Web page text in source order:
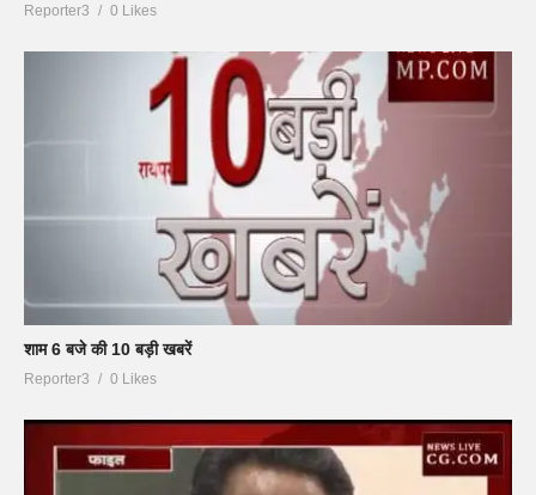
Reporter3 0 Likes
शाम 6 बजे की 10 बड़ी खबरें
Reporter3 0 Likes